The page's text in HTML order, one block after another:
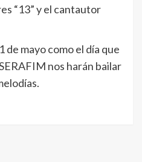
“13” y el cantautor
de mayo como el día que
nos harán bailar